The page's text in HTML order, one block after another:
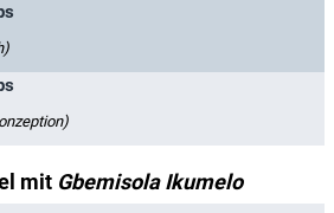
mit Gbemisola Ikumelo